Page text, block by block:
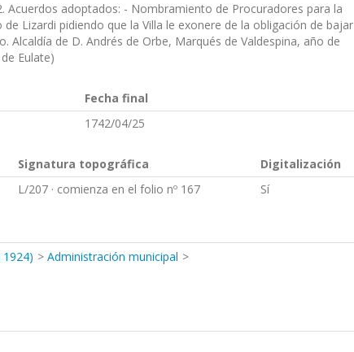
Acuerdos adoptados: - Nombramiento de Procuradores para la
Lizardi pidiendo que la Villa le exonere de la obligación de bajar
Alcaldía de D. Andrés de Orbe, Marqués de Valdespina, año de
Eulate)
Fecha final
1742/04/25
Signatura topográfica
Digitalización
L/207 · comienza en el folio nº 167 Sí
Administración municipal